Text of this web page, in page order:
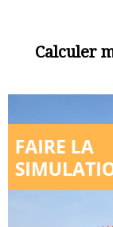
Calculer